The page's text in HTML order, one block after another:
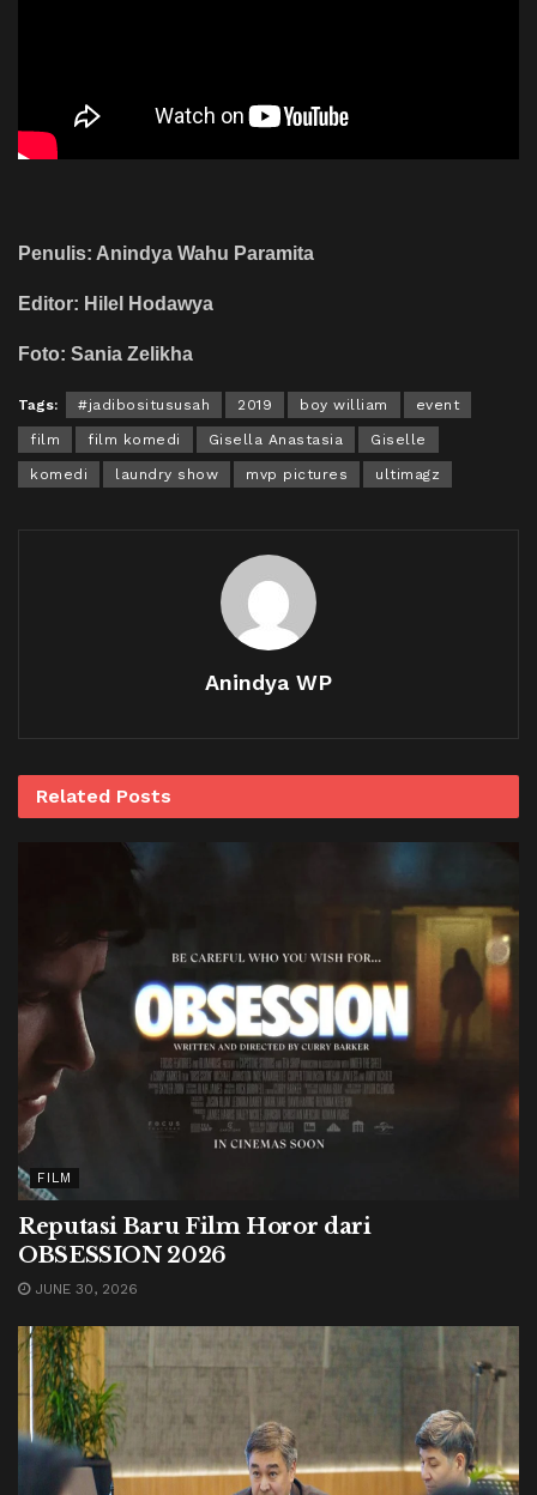
Penulis: Anindya Wahu Paramita
Editor: Hilel Hodawya
Foto: Sania Zelikha
Tags: #jadibositususah 2019 boy william event
film film komedi Gisella Anastasia Giselle
komedi laundry show mvp pictures ultimagz
Anindya WP
Related Posts
FILM
Reputasi Baru Film Horor dari
OBSESSION 2026
JUNE 30, 2026